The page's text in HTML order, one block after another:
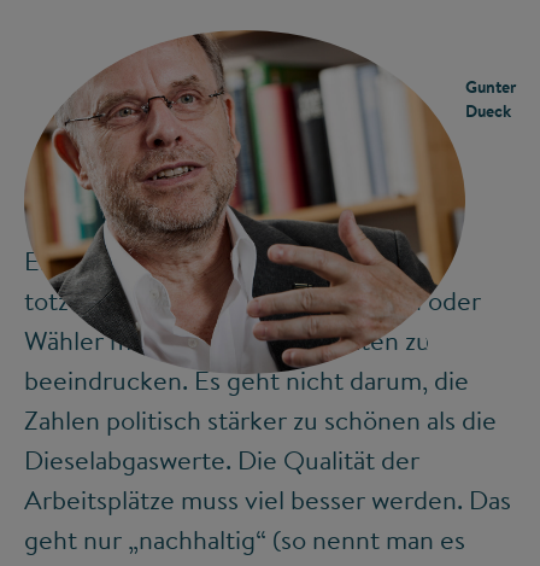
©
Gunter
Dueck
Es geht jetzt darum, nicht nur weiter
totzusparen, „Anreize“ zu managen oder
Wähler mit Leuchtturmprojekten zu
beeindrucken. Es geht nicht darum, die
Zahlen politisch stärker zu schönen als die
Dieselabgaswerte. Die Qualität der
Arbeitsplätze muss viel besser werden. Das
geht nur „nachhaltig“ (so nennt man es